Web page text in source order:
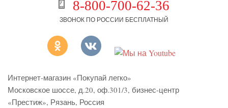
8-800-700-62-36
ЗВОНОК ПО РОССИИ БЕСПЛАТНЫЙ
Интернет-магазин «Покупай легко»
Московское шоссе, д.20, оф.301/3, бизнес-центр
«Престиж», Рязань, Россия